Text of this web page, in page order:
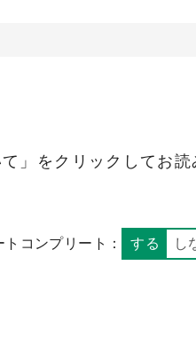
」をクリックしてお読
トコンプリート： する し